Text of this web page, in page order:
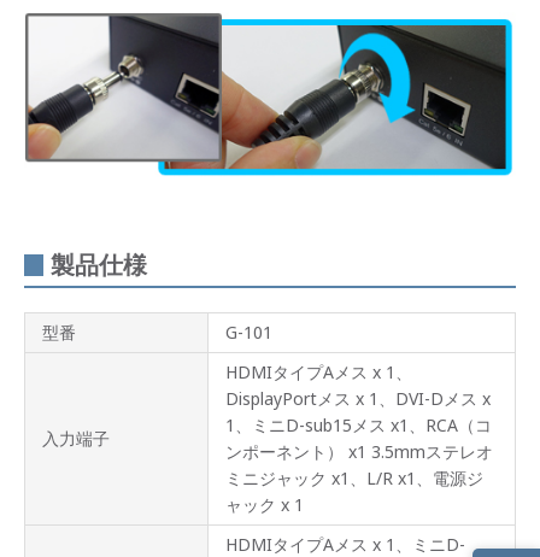
製品仕様
型番 G-101
入力端子
HDMIタイプAメス x 1、
DisplayPortメス x 1、DVI-Dメス x
1、ミニD-sub15メス x1、RCA（コ
ンポーネント） x1 3.5mmステレオ
ミニジャック x1、L/R x1、電源ジ
ャック x 1
HDMIタイプAメス x 1、ミニD-